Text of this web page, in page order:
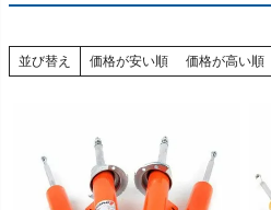
並び替え 価格が安い順 価格が高い順